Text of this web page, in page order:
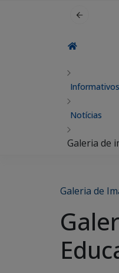
Informativos
Notícias
Galeria de
Galeria de